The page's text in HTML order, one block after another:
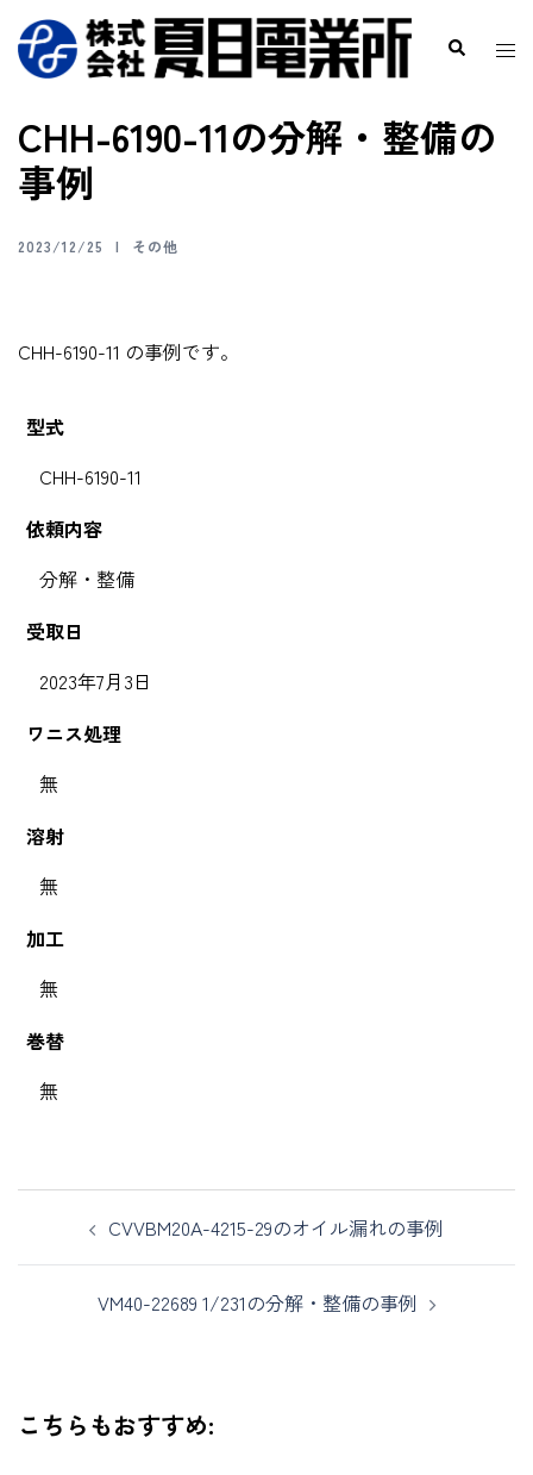
CHH-6190-11の分解・整備の
事例
2023/12/25 その他
CHH-6190-11 の事例です。
型式
CHH-6190-11
依頼内容
分解・整備
受取日
2023年7月3日
ワニス処理
無
溶射
無
加工
無
巻替
無
CVVBM20A-4215-29のオイル漏れの事例
VM40-22689 1/231の分解・整備の事例
こちらもおすすめ: